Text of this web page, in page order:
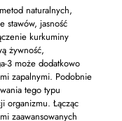
naturalnych,
stawów, jasność
kurkuminy
żywność,
3 może dodatkowo
zapalnymi. Podobnie
tego typu
organizmu. Łącząc
zaawansowanych